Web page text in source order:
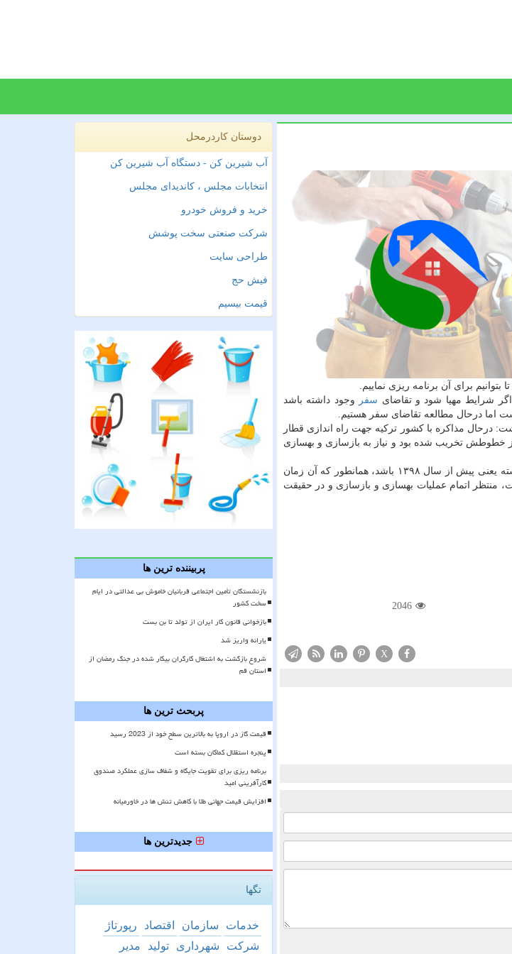
برای آن برنامه ریزی نماییم.
شرایط مهیا شود و تقاضای سفر
وجود داشته باشد
اما درحال مطالعه تقاضای سفر هستیم.
درحال مذاکره با کشور ترکیه جهت راه اندازی قطار
خطوطش تخریب شده بود و نیاز به بازسازی و بهسازی
وی عنوان کرد: طی مذاکرات با طرف ترک، اگر استقبال از این قطارها مثل سنوات گذشته یعنی پیش از سال ۱۳۹۸ باشد، همانطور که آن زمان
منتظر اتمام عملیات بهسازی و بازسازی و در حقیقت
2046
X
دوستان کاردرمحل
آب شیرین کن - دستگاه آب شیرین کن
انتخابات مجلس ، کاندیدای مجلس
خرید و فروش خودرو
شرکت صنعتی سخت پوشش
طراحی سایت
فیش حج
قیمت بیسیم
پربیننده ترین ها
بازنشستگان تأمین اجتماعی قربانیان خاموش بی عدالتی در ایام
سخت کشور
بازخوانی قانون کار ایران از تولد تا بن بست
یارانه واریز شد
شروع بازگشت به اشتغال کارگران بیکار شده در جنگ رمضان از
استان قم
پربحث ترین ها
قیمت گاز در اروپا به بالاترین سطح خود از 2023 رسید
پنجره استقلال کماکان بسته است
برنامه ریزی برای تقویت جایگاه و شفاف سازی عملکرد صندوق
کارآفرینی امید
افزایش قیمت جهانی طلا با کاهش تنش ها در خاورمیانه
جدیدترین ها
تگها
خدمات سازمان اقتصاد
رپورتاژ
شركت
شهرداری تولید مدیر